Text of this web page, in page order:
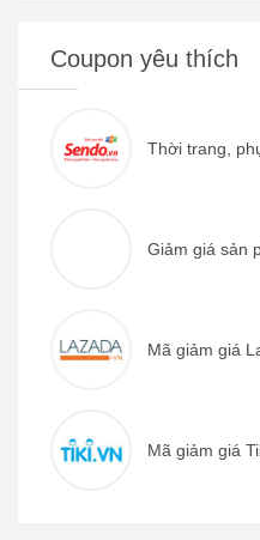
Coupon yêu thích
Thời trang,
Giảm giá sản
Mã giảm giá
Mã giảm giá